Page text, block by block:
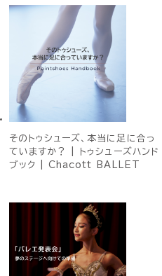
そのトゥシューズ、本当に足に合っ
ていますか？ | トゥシューズハンド
ブック | Chacott BALLET